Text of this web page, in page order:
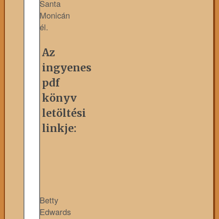
Santa
Monicán
él.
Az
ingyenes
pdf
könyv
letöltési
linkje:
Betty
Edwards